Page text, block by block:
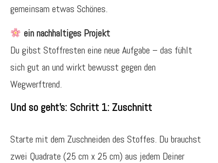
gemeinsam etwas Schönes.
ein nachhaltiges Projekt
Du gibst Stoffresten eine neue Aufgabe – das fühlt
sich gut an und wirkt bewusst gegen den
Wegwerftrend.
Und so geht’s: Schritt 1: Zuschnitt
Starte mit dem Zuschneiden des Stoffes. Du brauchst
zwei Quadrate (25 cm x 25 cm) aus jedem Deiner